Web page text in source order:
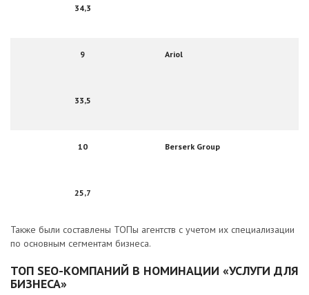
34,3
9 Ariol
33,5
10 Berserk Group
25,7
Также были составлены ТОПы агентств с учетом их специализации
по основным сегментам бизнеса.
ТОП SEО-КОМПАНИЙ В НОМИНАЦИИ «УСЛУГИ ДЛЯ
БИЗНЕСА»